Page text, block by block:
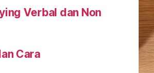
Verbal dan Non
Cara